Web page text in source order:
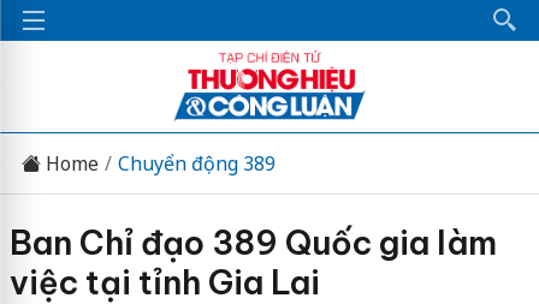
Home Chuyển động 389
Ban Chỉ đạo 389 Quốc gia làm
việc tại tỉnh Gia Lai